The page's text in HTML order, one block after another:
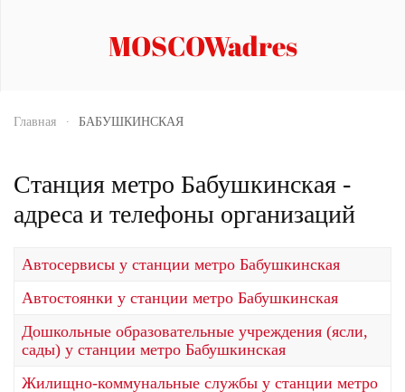
MOSCOWadres
Главная БАБУШКИНСКАЯ
Станция метро Бабушкинская -
адреса и телефоны организаций
Автосервисы у станции метро Бабушкинская
Автостоянки у станции метро Бабушкинская
Дошкольные образовательные учреждения (ясли,
сады) у станции метро Бабушкинская
Жилищно-коммунальные службы у станции метро